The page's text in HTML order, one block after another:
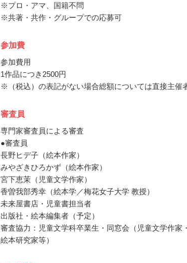
※プロ・アマ、国籍不問
※共著・共作・グループでの応募可
参加費
参加費用
1作品につき2500円
※（税込）の表記がない場合総額については直接主催
審査員
専門家審査員による審査
●審査員
長野ヒデ子（絵本作家）
みやざきひろかず（絵本作家）
宮下恵茉（児童文学作家）
香曽我部秀幸（絵本学／梅花女子大学 教授）
未来屋書店・児童書担当者
出版社・絵本編集者（予定）
審査協力：児童文学科卒業生・同窓会（児童文学作家
絵本研究家等）